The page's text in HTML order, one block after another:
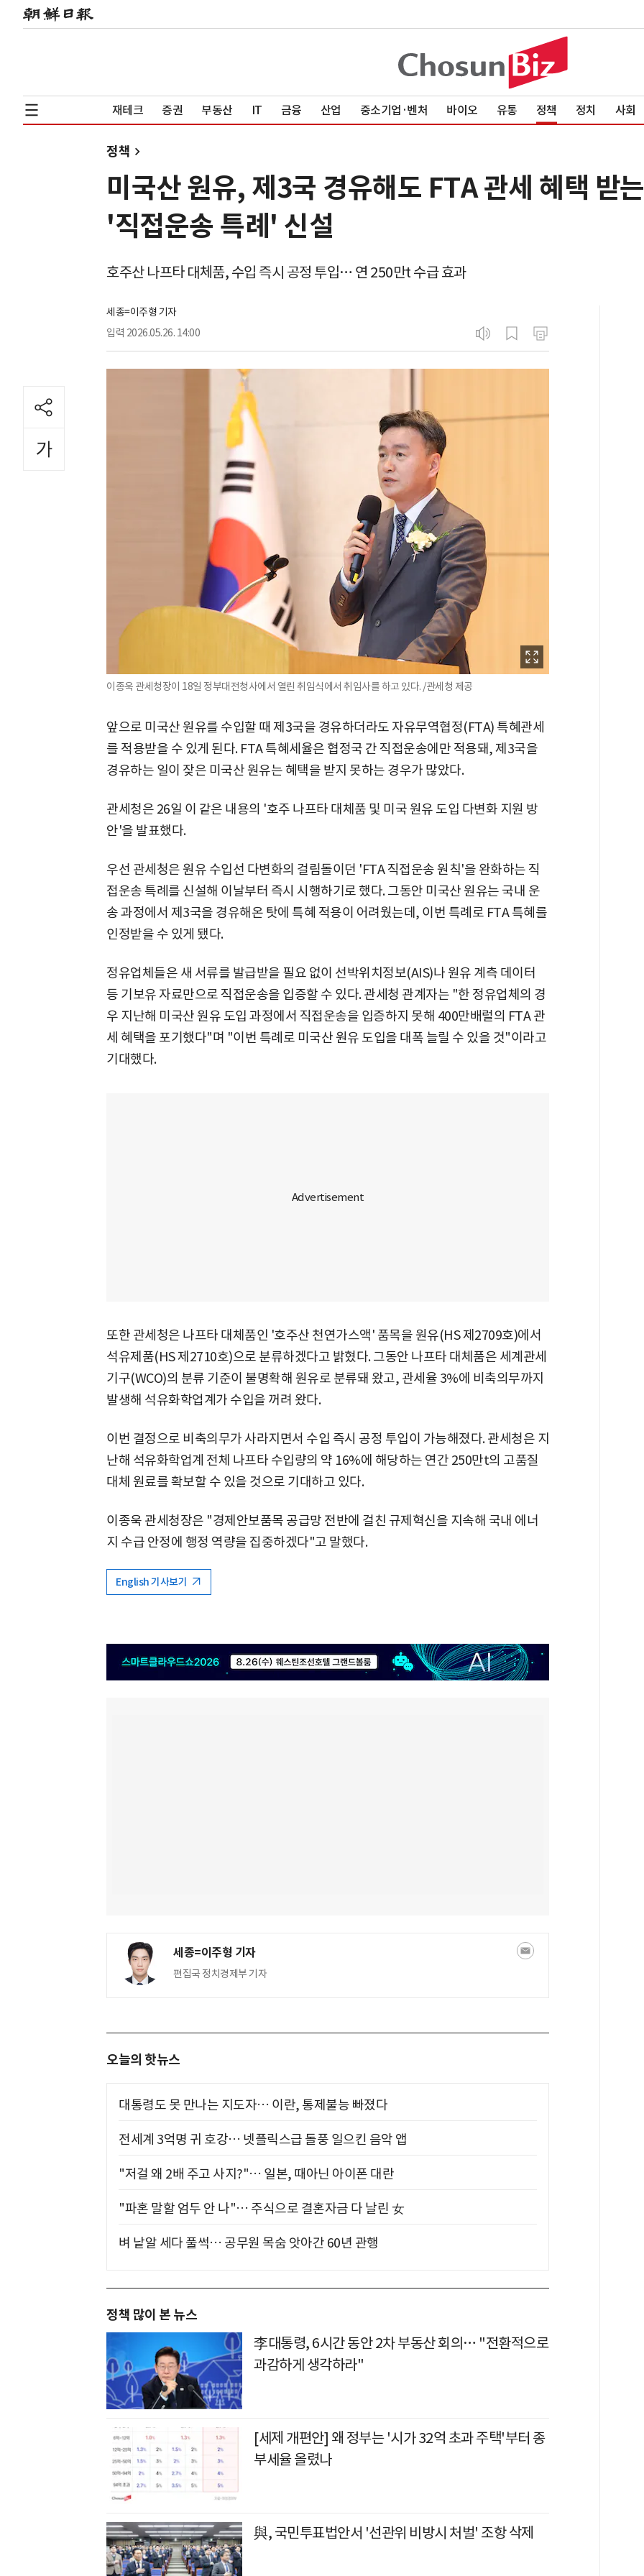
재테크 증권 부동산 IT 금융 산업 중소기업·벤처 바이오 유통 정책 정치 사회
정책
미국산 원유, 제3국 경유해도 FTA 관세 혜택 받
'직접운송 특례' 신설
호주산 나프타 대체품, 수입 즉시 공정 투입… 연 250만t 수급 효과
세종=이주형 기자
입력 2026.05.26. 14:00
이종욱 관세청장이 18일 정부대전청사에서 열린 취임식에서 취임사를 하고 있다. /관세청 제공
앞으로 미국산 원유를 수입할 때 제3국을 경유하더라도 자유무역협정(FTA) 특혜관세
를 적용받을 수 있게 된다. FTA 특혜세율은 협정국 간 직접운송에만 적용돼, 제3국을
경유하는 일이 잦은 미국산 원유는 혜택을 받지 못하는 경우가 많았다.
관세청은 26일 이 같은 내용의 '호주 나프타 대체품 및 미국 원유 도입 다변화 지원 방
안'을 발표했다.
우선 관세청은 원유 수입선 다변화의 걸림돌이던 'FTA 직접운송 원칙'을 완화하는 직
접운송 특례를 신설해 이날부터 즉시 시행하기로 했다. 그동안 미국산 원유는 국내 운
송 과정에서 제3국을 경유해온 탓에 특혜 적용이 어려웠는데, 이번 특례로 FTA 특혜를
인정받을 수 있게 됐다.
정유업체들은 새 서류를 발급받을 필요 없이 선박위치정보(AIS)나 원유 계측 데이터
등 기보유 자료만으로 직접운송을 입증할 수 있다. 관세청 관계자는 "한 정유업체의 경
우 지난해 미국산 원유 도입 과정에서 직접운송을 입증하지 못해 400만배럴의 FTA 관
세 혜택을 포기했다"며 "이번 특례로 미국산 원유 도입을 대폭 늘릴 수 있을 것"이라고
기대했다.
또한 관세청은 나프타 대체품인 '호주산 천연가스액' 품목을 원유(HS 제2709호)에서
석유제품(HS 제2710호)으로 분류하겠다고 밝혔다. 그동안 나프타 대체품은 세계관세
기구(WCO)의 분류 기준이 불명확해 원유로 분류돼 왔고, 관세율 3%에 비축의무까지
발생해 석유화학업계가 수입을 꺼려 왔다.
이번 결정으로 비축의무가 사라지면서 수입 즉시 공정 투입이 가능해졌다. 관세청은 지
난해 석유화학업계 전체 나프타 수입량의 약 16%에 해당하는 연간 250만t의 고품질
대체 원료를 확보할 수 있을 것으로 기대하고 있다.
이종욱 관세청장은 "경제안보품목 공급망 전반에 걸친 규제혁신을 지속해 국내 에너
지 수급 안정에 행정 역량을 집중하겠다"고 말했다.
English 기사보기
세종=이주형 기자
편집국 정치경제부 기자
오늘의 핫뉴스
대통령도 못 만나는 지도자… 이란, 통제불능 빠졌다
전세계 3억명 귀 호강… 넷플릭스급 돌풍 일으킨 음악 앱
"저걸 왜 2배 주고 사지?"… 일본, 때아닌 아이폰 대란
"파혼 말할 엄두 안 나"… 주식으로 결혼자금 다 날린 女
벼 낱알 세다 풀썩… 공무원 목숨 앗아간 60년 관행
정책 많이 본 뉴스
李대통령, 6시간 동안 2차 부동산 회의… "전환적으로
과감하게 생각하라"
[세제 개편안] 왜 정부는 '시가 32억 초과 주택'부터 종
부세율 올렸나
與, 국민투표법안서 '선관위 비방시 처벌' 조항 삭제